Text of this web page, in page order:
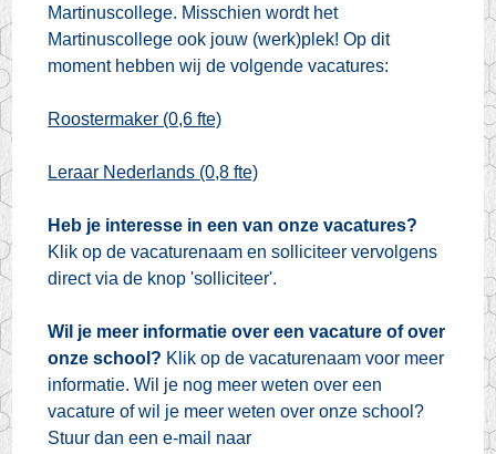
Martinuscollege. Misschien wordt het
Martinuscollege ook jouw (werk)plek! Op dit
moment hebben wij de volgende vacatures:
Roostermaker (0,6 fte)
Leraar Nederlands (0,8 fte)
Heb je interesse in een van onze vacatures?
Klik op de vacaturenaam en solliciteer vervolgens
direct via de knop 'solliciteer'.
Wil je meer informatie over een vacature of over
onze school? Klik op de vacaturenaam voor meer
informatie. Wil je nog meer weten over een
vacature of wil je meer weten over onze school?
Stuur dan een e-mail naar